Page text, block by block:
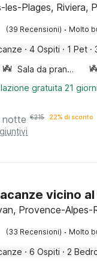
les-Plages, Riviera,
(39 Recensioni) · Molto
· 4 Ospiti · 1 Pet ·
Sala da pranzo
gratuita 21
notte €215 22% di sconto
vicino
Provence-Alpes-
(33 Recensioni) · Molto
· 6 Ospiti · 2